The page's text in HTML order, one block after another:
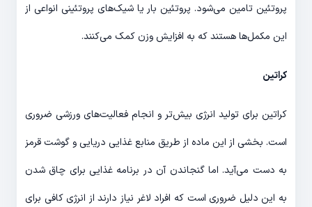
پروتئین تامین می‌شود. پروتئین بار یا شیک‌های پروتئینی انواعی از
این مکمل‌ها هستند که به افزایش وزن کمک می‌کنند.
کراتین
کراتین برای تولید انرژی بیش‌تر و انجام فعالیت‌های ورزشی ضروری
است. بخشی از این ماده از طریق منابع غذایی دریایی و گوشت قرمز
به دست می‌آید. اما گنجاندن آن در برنامه غذایی برای چاق شدن
به این دلیل ضروری است که افراد لاغر نیاز دارند از انرژی کافی برای